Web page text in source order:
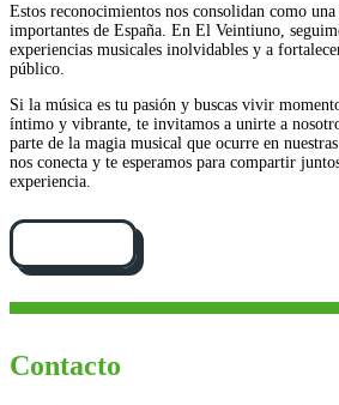
Estos reconocimientos nos consolidan como una
importantes de España. En El Veintiuno,
experiencias musicales inolvidables y a
público.
Si la música es tu pasión y buscas vivir
íntimo y vibrante, te invitamos a unirte a
parte de la magia musical que ocurre en
nos conecta y te esperamos para compartir
experiencia.
Contacto